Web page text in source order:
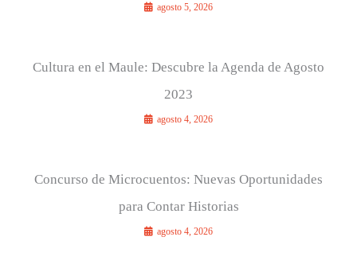
agosto 5, 2026
Cultura en el Maule: Descubre la Agenda de Agosto
2023
agosto 4, 2026
Concurso de Microcuentos: Nuevas Oportunidades
para Contar Historias
agosto 4, 2026